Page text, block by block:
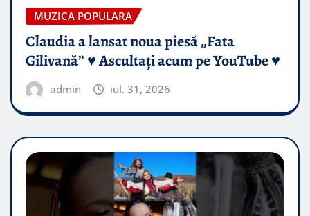
MUZICA POPULARA
Claudia a lansat noua piesă „Fata
Gilivană” ♥️ Ascultați acum pe YouTube ♥️
admin iul. 31, 2026